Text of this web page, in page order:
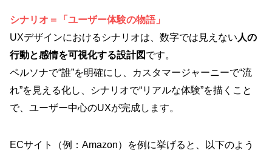
シナリオ＝「ユーザー体験の物語」
UXデザインにおけるシナリオは、数字では見えない 人の
行動と感情を可視化する設計図 です。
ペルソナで“誰”を明確にし、カスタマージャーニーで“流
れ”を見える化し、シナリオで“リアルな体験”を描くこと
で、ユーザー中心のUXが完成します。
ECサイト（例：Amazon）を例に挙げると、以下のよう